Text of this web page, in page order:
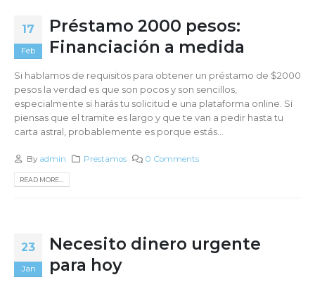
17
Feb
Préstamo 2000 pesos:
Financiación a medida
Si hablamos de requisitos para obtener un préstamo de $2000
pesos la verdad es que son pocos y son sencillos,
especialmente si harás tu solicitud e una plataforma online. Si
piensas que el tramite es largo y que te van a pedir hasta tu
carta astral, probablemente es porque estás...
By admin Prestamos 0 Comments
READ MORE...
23
Jan
Necesito dinero urgente
para hoy